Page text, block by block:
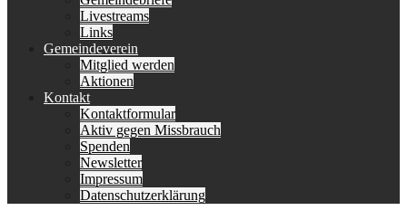
Livestreams
Links
Gemeindeverein
Mitglied werden
Aktionen
Kontakt
Kontaktformular
Aktiv gegen Missbrauch
Spenden
Newsletter
Impressum
Datenschutzerklärung